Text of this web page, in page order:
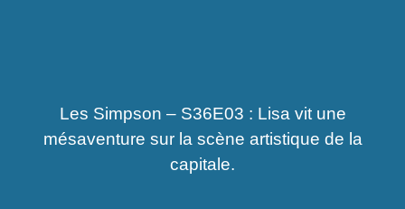
Les Simpson – S36E03 : Lisa vit une
mésaventure sur la scène artistique de la
capitale.